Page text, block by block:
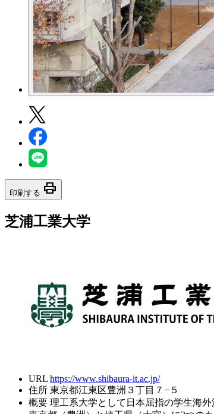
印刷する print
芝浦工業大学
URL https://www.shibaura-it.ac.jp/
住所 東京都江東区豊洲３丁目７−５
概要 理工系大学として日本屈指の学生海